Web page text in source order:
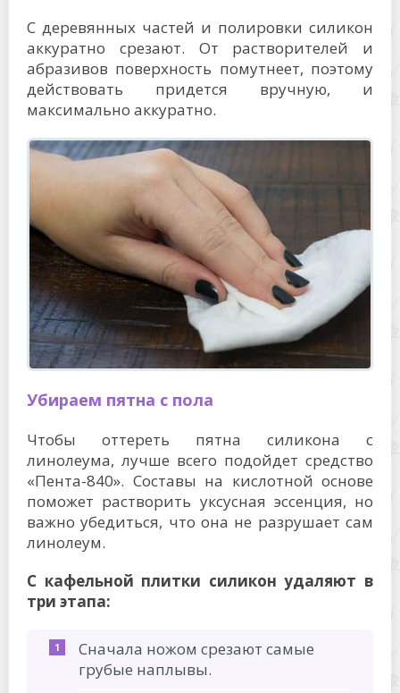
С деревянных частей и полировки силикон
аккуратно срезают. От растворителей и
абразивов поверхность помутнеет, поэтому
действовать придется вручную, и
максимально аккуратно.
Убираем пятна с пола
Чтобы оттереть пятна силикона с
линолеума, лучше всего подойдет средство
«Пента-840». Составы на кислотной основе
поможет растворить уксусная эссенция, но
важно убедиться, что она не разрушает сам
линолеум.
С кафельной плитки силикон удаляют в
три этапа:
Сначала ножом срезают самые
грубые наплывы.